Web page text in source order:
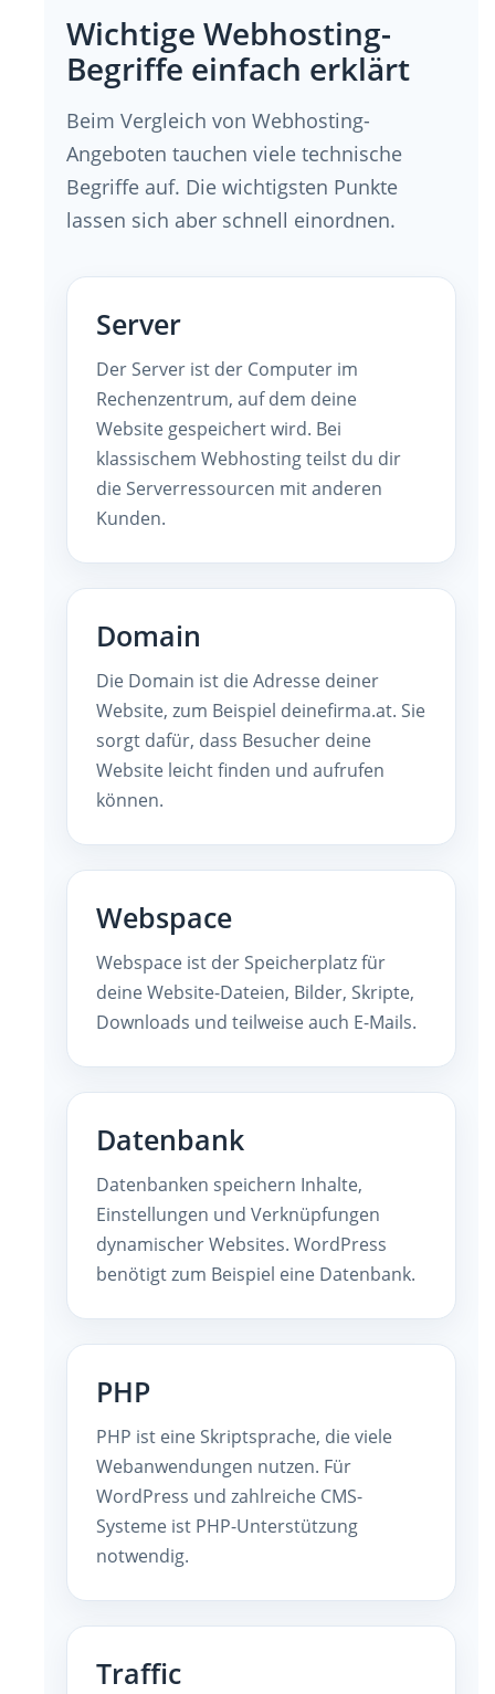
Wichtige Webhosting-
Begriffe einfach erklärt
Beim Vergleich von Webhosting-
Angeboten tauchen viele technische
Begriffe auf. Die wichtigsten Punkte
lassen sich aber schnell einordnen.
Server
Der Server ist der Computer im
Rechenzentrum, auf dem deine
Website gespeichert wird. Bei
klassischem Webhosting teilst du dir
die Serverressourcen mit anderen
Kunden.
Domain
Die Domain ist die Adresse deiner
Website, zum Beispiel deinefirma.at. Sie
sorgt dafür, dass Besucher deine
Website leicht finden und aufrufen
können.
Webspace
Webspace ist der Speicherplatz für
deine Website-Dateien, Bilder, Skripte,
Downloads und teilweise auch E-Mails.
Datenbank
Datenbanken speichern Inhalte,
Einstellungen und Verknüpfungen
dynamischer Websites. WordPress
benötigt zum Beispiel eine Datenbank.
PHP
PHP ist eine Skriptsprache, die viele
Webanwendungen nutzen. Für
WordPress und zahlreiche CMS-
Systeme ist PHP-Unterstützung
notwendig.
Traffic